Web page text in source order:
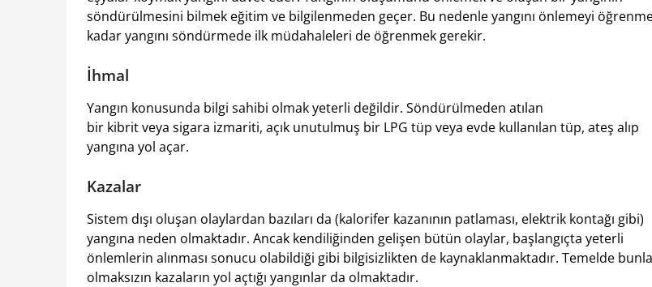
söndürülmesini bilmek eğitim ve bilgilenmeden geçer. Bu nedenle yangını önlemeyi
kadar yangını söndürmede ilk müdahaleleri de öğrenmek gerekir.
İhmal
Yangın konusunda bilgi sahibi olmak yeterli değildir. Söndürülmeden atılan
bir kibrit veya sigara izmariti, açık unutulmuş bir LPG tüp veya evde kullanılan tüp, ateş alıp
yangına yol açar.
Kazalar
Sistem dışı oluşan olaylardan bazıları da (kalorifer kazanının patlaması, elektrik kontağı gibi)
yangına neden olmaktadır. Ancak kendiliğinden gelişen bütün olaylar, başlangıçta yeterli
önlemlerin alınması sonucu olabildiği gibi bilgisizlikten de kaynaklanmaktadır. Temelde
olmaksızın kazaların yol açtığı yangınlar da olmaktadır.